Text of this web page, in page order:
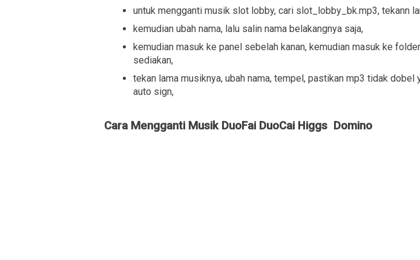
untuk mengganti musik slot lobby, cari slot_lobby_bk.mp3, tekann
kemudian ubah nama, lalu salin nama belakangnya saja,
kemudian masuk ke panel sebelah kanan, kemudian masuk ke
sediakan,
tekan lama musiknya, ubah nama, tempel, pastikan mp3 tidak dobel
auto sign,
Cara Mengganti Musik DuoFai DuoCai Higgs Domino